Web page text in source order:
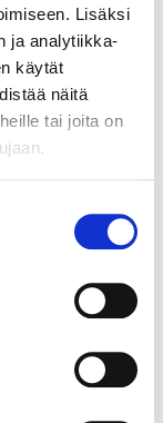
Lisäksi
ja analytiikka-
käytät
näitä
tai joita on